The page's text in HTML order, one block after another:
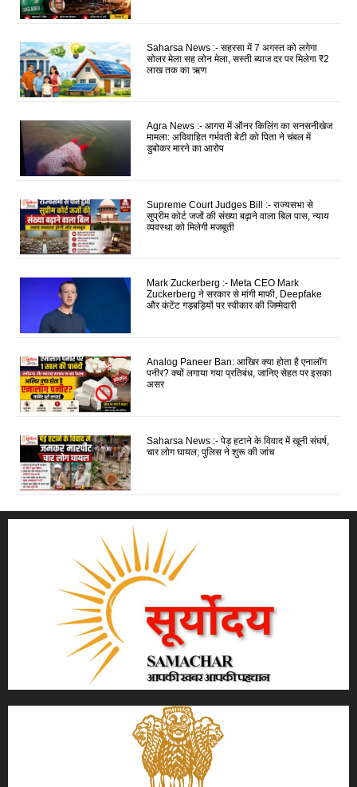
Saharsa News :- सहरसा में 7 अगस्त को लगेगा
सोलर मेला सह लोन मेला, सस्ती ब्याज दर पर मिलेगा ₹2
लाख तक का ऋण
Agra News :- आगरा में ऑनर किलिंग का सनसनीखेज
मामला: अविवाहित गर्भवती बेटी को पिता ने चंबल में
डुबोकर मारने का आरोप
Supreme Court Judges Bill :- राज्यसभा से
सुप्रीम कोर्ट जजों की संख्या बढ़ाने वाला बिल पास, न्याय
व्यवस्था को मिलेगी मजबूती
Mark Zuckerberg :- Meta CEO Mark
Zuckerberg ने सरकार से मांगी माफी, Deepfake
और कंटेंट गड़बड़ियों पर स्वीकार की जिम्मेदारी
Analog Paneer Ban: आखिर क्या होता है एनालॉग
पनीर? क्यों लगाया गया प्रतिबंध, जानिए सेहत पर इसका
असर
Saharsa News :- पेड़ हटाने के विवाद में खूनी संघर्ष,
चार लोग घायल; पुलिस ने शुरू की जांच